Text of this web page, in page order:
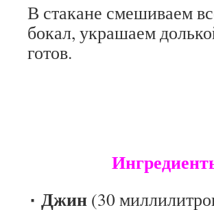
В стакане смешиваем
бокал, украшаем
готов.
٠ Джин (30